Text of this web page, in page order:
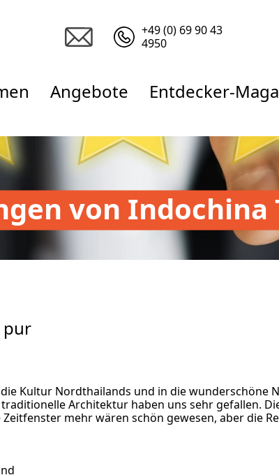
+49 (0) 69 90 43
4950
Angebote Entdecker-
von Indochina
pur
Kultur Nordthailands und in die wunderschöne
Architektur haben uns sehr gefallen.
mehr wären schön gewesen, aber die